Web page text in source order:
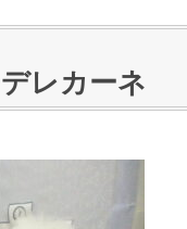
レカーネ